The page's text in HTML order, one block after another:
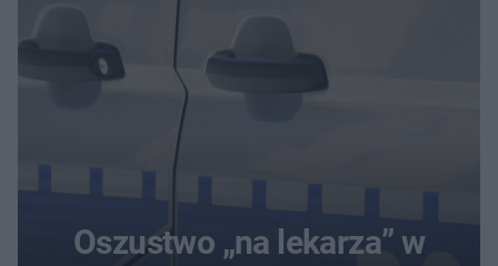
Oszustwo „na lekarza” w